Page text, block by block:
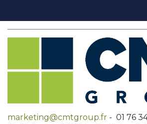
marketing@cmtgroup.fr - 01 76